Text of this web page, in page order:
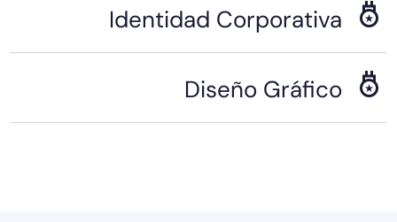
Identidad Corporativa
Diseño Gráfico